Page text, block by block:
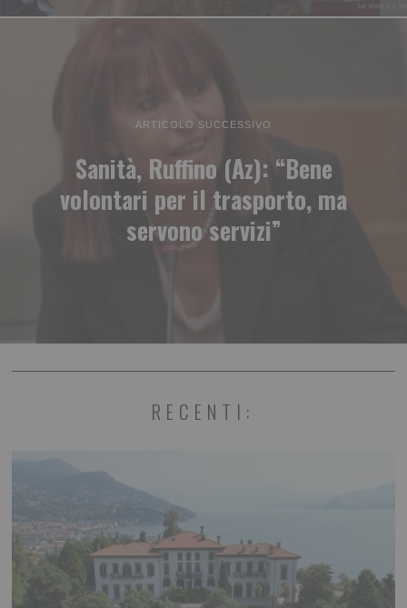
ARTICOLO SUCCESSIVO
Sanità, Ruffino (Az): “Bene
volontari per il trasporto, ma
servono servizi”
RECENTI: